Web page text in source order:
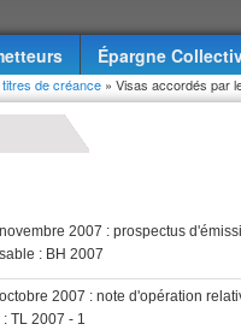
Épargne
de créance » Visas accordés par
2007 : prospectus
: BH 2007
2007 : note d'opération
TL 2007 - 1